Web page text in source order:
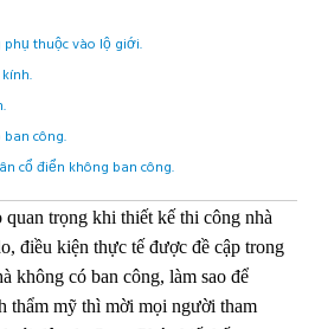
thuộc vào lộ giới.
công.
cổ điển không ban công.
trọng khi thiết kế thi công nhà
điều kiện thực tế được đề cập trong
không có ban công, làm sao để
thẩm mỹ thì mời mọi người tham